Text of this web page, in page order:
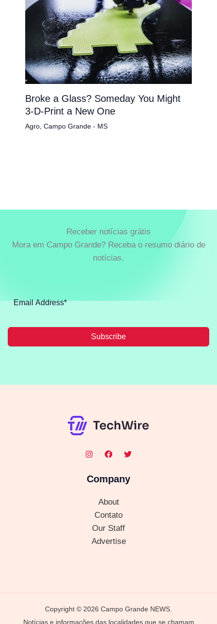
Broke a Glass? Someday You Might
3-D-Print a New One
Agro, Campo Grande - MS
Receber notícias grátis
Mora em Campo Grande? Receba o resumo diário de
notícias.
Subscribe
Company
About
Contato
Our Staff
Advertise
Copyright © 2026 Campo Grande NEWS.
Notícias e informações das localidades que se chamam